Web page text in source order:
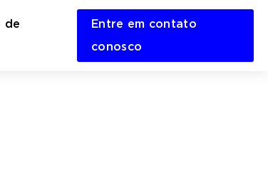
de
Entre em contato
conosco